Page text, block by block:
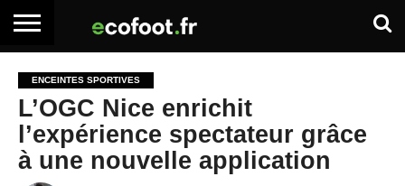
ARTICLES
PREMIUM
ADHÉSION
PREMIUM
SE
CONNECTER
EMPLOI
BOITE
À
OUTILS
ENCEINTES SPORTIVES
L’OGC Nice enrichit
l’expérience spectateur grâce
à une nouvelle application